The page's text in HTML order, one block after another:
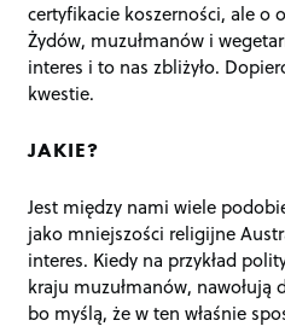
certyfikacie koszerności, ale o
Żydów, muzułmanów i
interes i to nas zbliżyło.
kwestie.
JAKIE?
Jest między nami wiele
jako mniejszości religijne
interes. Kiedy na przykład
kraju muzułmanów,
bo myślą, że w ten właśnie